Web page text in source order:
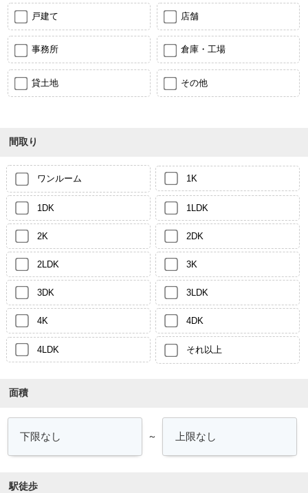
戸建て 店舗
事務所 倉庫・工場
貸土地 その他
間取り
ワンルーム 1K
1DK 1LDK
2K 2DK
2LDK 3K
3DK 3LDK
4K 4DK
4LDK それ以上
面積
～
駅徒歩